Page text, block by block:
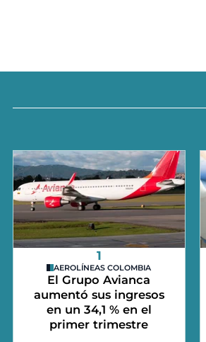
1
AEROLÍNEAS COLOMBIA
El Grupo Avianca
aumentó sus ingresos
en un 34,1 % en el
primer trimestre